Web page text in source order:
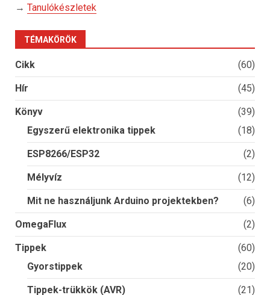
→ Tanulókészletek
TÉMAKÖRÖK
Cikk (60)
Hír (45)
Könyv
(39)
Egyszerű elektronika tippek
(18)
ESP8266/ESP32 (2)
Mélyvíz (12)
Mit ne használjunk Arduino projektekben? (6)
OmegaFlux (2)
Tippek
(60)
Gyorstippek
(20)
Tippek-trükkök (AVR) (21)